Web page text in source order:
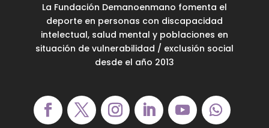
La Fundación Demanoenmano fomenta el
deporte en personas con discapacidad
intelectual, salud mental y poblaciones en
situación de vulnerabilidad / exclusión social
desde el año 2013